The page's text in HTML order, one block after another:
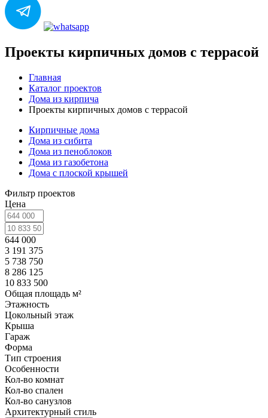
Проекты кирпичных домов с террасой
Главная
Каталог проектов
Дома из кирпича
Проекты кирпичных домов с террасой
Кирпичные дома
Дома из сибита
Дома из пеноблоков
Дома из газобетона
Дома с плоской крышей
Фильтр проектов
Цена
644 000
3 191 375
5 738 750
8 286 125
10 833 500
Общая площадь м²
Этажность
Цокольный этаж
Крыша
Гараж
Форма
Тип строения
Особенности
Кол-во комнат
Кол-во спален
Кол-во санузлов
Архитектурный стиль